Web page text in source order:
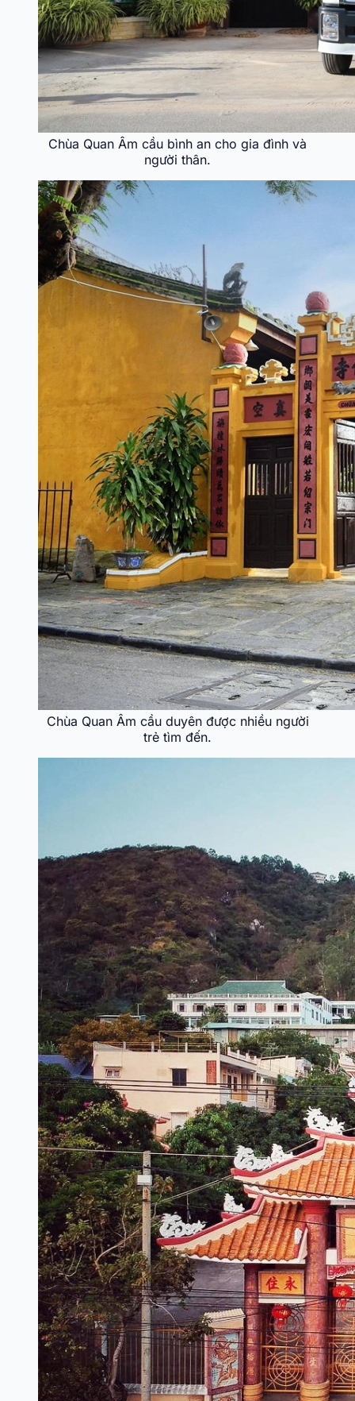
Chùa Quan Âm cầu bình an cho gia đình và
người thân.
Chùa Quan Âm cầu duyên được nhiều người
trẻ tìm đến.